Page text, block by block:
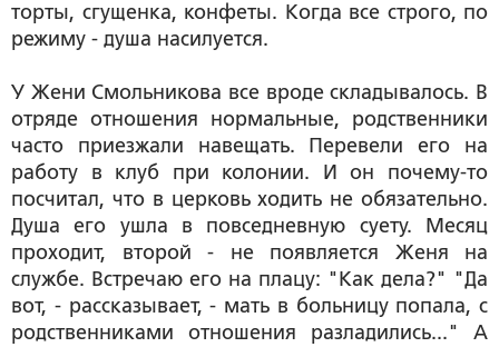
торты, сгущенка, конфеты. Когда все строго, по
режиму - душа насилуется.
У Жени Смольникова все вроде складывалось. В
отряде отношения нормальные, родственники
часто приезжали навещать. Перевели его на
работу в клуб при колонии. И он почему-то
посчитал, что в церковь ходить не обязательно.
Душа его ушла в повседневную суету. Месяц
проходит, второй - не появляется Женя на
службе. Встречаю его на плацу: "Как дела?" "Да
вот, - рассказывает, - мать в больницу попала, с
родственниками отношения разладились..." А